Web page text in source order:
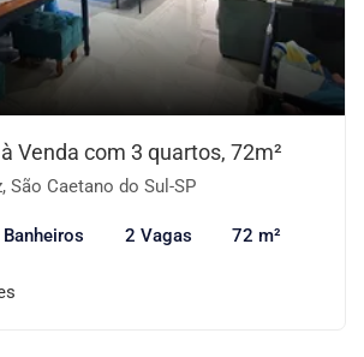
Venda com 3 quartos, 72m²
São Caetano do Sul-SP
2 Vagas 72 m²